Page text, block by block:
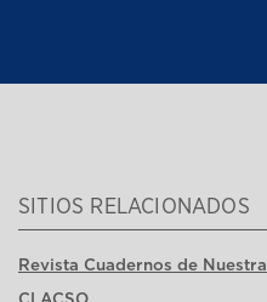
SITIOS RELACIONADOS
Revista Cuadernos de